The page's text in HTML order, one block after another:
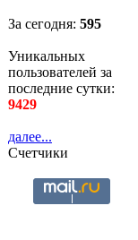
За сегодня: 595
Уникальных
пользователей за
последние сутки:
9429
далее...
Счетчики